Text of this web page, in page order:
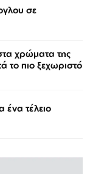
σε
χρώματα της
το πιο ξεχωριστό
ένα τέλειο